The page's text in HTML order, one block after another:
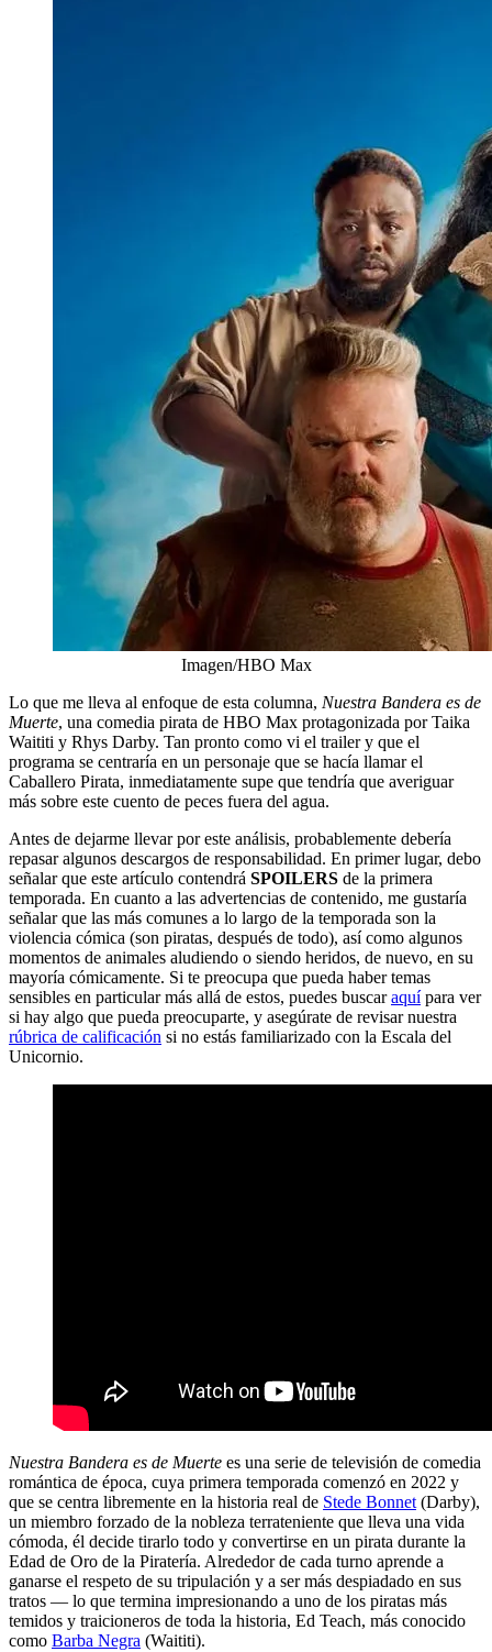
Imagen/HBO Max
Lo que me lleva al enfoque de esta columna, Nuestra Bandera es de
Muerte, una comedia pirata de HBO Max protagonizada por Taika
Waititi y Rhys Darby. Tan pronto como vi el trailer y que el
programa se centraría en un personaje que se hacía llamar el
Caballero Pirata, inmediatamente supe que tendría que averiguar
más sobre este cuento de peces fuera del agua.
Antes de dejarme llevar por este análisis, probablemente debería
repasar algunos descargos de responsabilidad. En primer lugar, debo
señalar que este artículo contendrá SPOILERS de la primera
temporada. En cuanto a las advertencias de contenido, me gustaría
señalar que las más comunes a lo largo de la temporada son la
violencia cómica (son piratas, después de todo), así como algunos
momentos de animales aludiendo o siendo heridos, de nuevo, en su
mayoría cómicamente. Si te preocupa que pueda haber temas
sensibles en particular más allá de estos, puedes buscaraquípara ver
si hay algo que pueda preocuparte, y asegúrate de revisar nuestra
rúbrica de calificación si no estás familiarizado con la Escala del
Unicornio.
Nuestra Bandera es de Muerte es una serie de televisión de comedia
romántica de época, cuya primera temporada comenzó en 2022 y
que se centra libremente en la historia real de Stede Bonnet (Darby),
un miembro forzado de la nobleza terrateniente que lleva una vida
cómoda, él decide tirarlo todo y convertirse en un pirata durante la
Edad de Oro de la Piratería. Alrededor de cada turno aprende a
ganarse el respeto de su tripulación y a ser más despiadado en sus
tratos — lo que termina impresionando a uno de los piratas más
temidos y traicioneros de toda la historia, Ed Teach, más conocido
como Barba Negra (Waititi).